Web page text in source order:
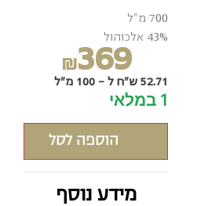
700 מ"ל
43% אלכוהול
₪369
52.71 ש"ח ל - 100 מ"ל
1 במלאי
הוספה לסל
מידע נוסף